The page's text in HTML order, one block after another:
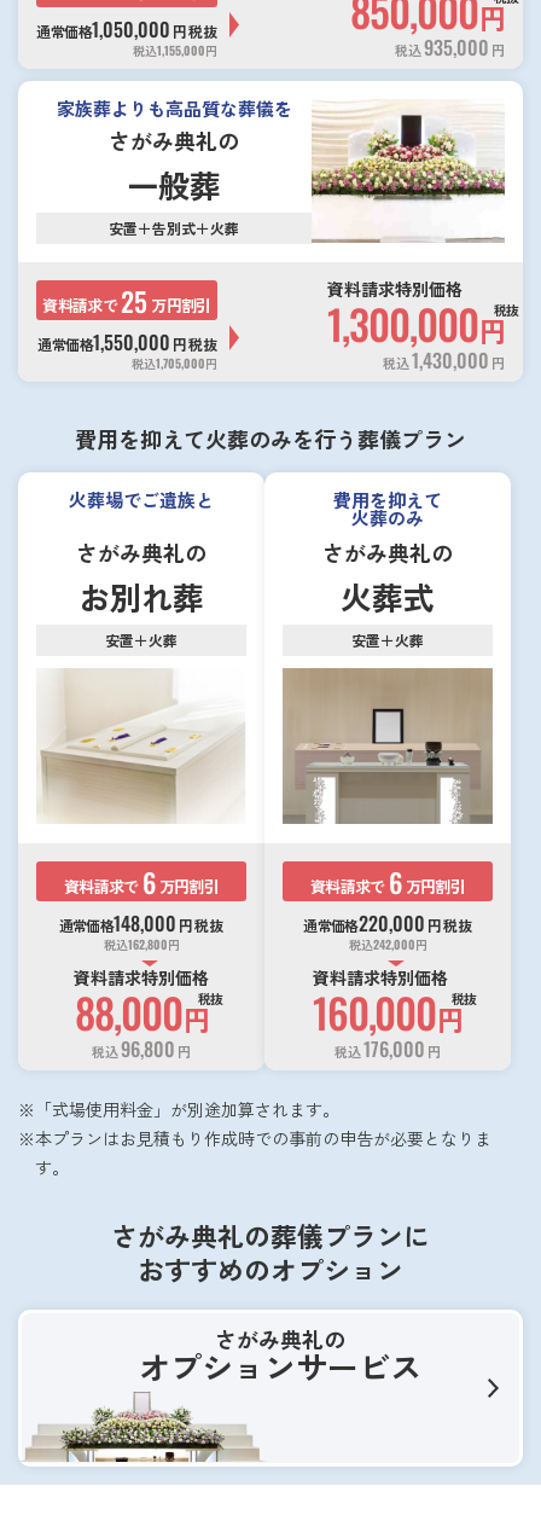
通常価格1,050,000 円税抜
税込1,155,000円
円
税込935,000 円
家族葬よりも高品質な葬儀を
さがみ典礼の
一般葬
安置＋告別式＋火葬
資料請求で 25 万円割引
通常価格1,550,000 円税抜
税込1,705,000円
資料請求特別価格
1,300,000円
税抜
税込1,430,000 円
費用を抑えて火葬のみを行う葬儀プラン
火葬場でご遺族と
さがみ典礼の
お別れ葬
安置＋火葬
資料請求で 6 万円割引
通常価格148,000 円税抜
税込162,800円
資料請求特別価格
88,000円
税抜
税込96,800 円
費用を抑えて
火葬のみ
さがみ典礼の
火葬式
安置＋火葬
資料請求で 6 万円割引
通常価格220,000 円税抜
税込242,000円
資料請求特別価格
160,000円
税抜
税込176,000 円
「式場使用料金」が別途加算されます。
本プランはお見積もり作成時での事前の申告が必要となりま
す。
さがみ典礼の葬儀プランに
おすすめのオプション
さがみ典礼の
オプションサービス